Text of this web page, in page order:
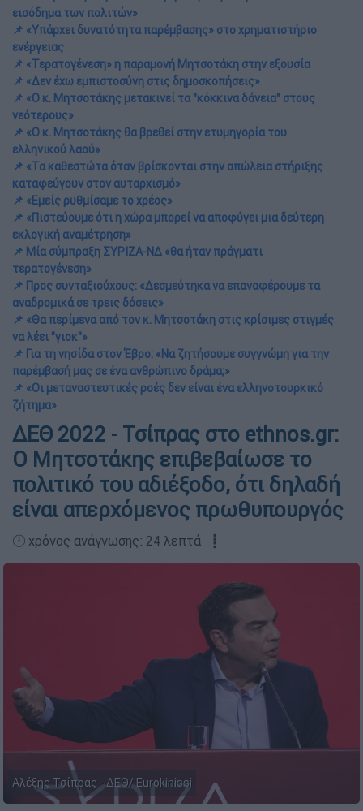
εισόδημα των πολιτών»
📌 «Υπάρχει δυνατότητα παρέμβασης» στο χρηματιστήριο
ενέργειας
📌 «Τερατογένεση» η παραμονή Μητσοτάκη στην εξουσία
📌 «Δεν έχω εμπιστοσύνη στις δημοσκοπήσεις»
📌 «Ο κ. Μητσοτάκης μετακινεί τα "κόκκινα δάνεια" στους
νεότερους»
📌 «Ο κ. Μητσοτάκης θα βρεθεί στην ετυμηγορία του
ελληνικού λαού»
📌 «Τα καθεστώτα όταν βρίσκονται στην απώλεια στήριξης
καταφεύγουν στον αυταρχισμό»
📌 «Εμείς ρυθμίσαμε το χρέος»
📌 «Πιστεύουμε ότι η χώρα μπορεί να αποφύγει μια δεύτερη
εκλογική αναμέτρηση»
📌 Μία σύμπραξη ΣΥΡΙΖΑ-ΝΔ «θα ήταν πράγματι
τερατογένεση»
📌 Προς συνταξιούχους: «Δεσμεύτηκα να επαναφέρουμε τα
αναδρομικά σε τρεις δόσεις»
📌 «Θα περίμενα από τον κ. Μητσοτάκη στις κρίσιμες στιγμές
να λέει "γιοκ"»
📌 Για τη νησίδα στον Έβρο: «Να ζητήσουμε συγγνώμη για την
παρέμβασή μας σε ένα ανθρώπινο δράμα;»
📌 «Οι μεταναστευτικές ροές δεν είναι ένα ελληνοτουρκικό
ζήτημα»
ΔΕΘ 2022 - Τσίπρας στο ethnos.gr:
Ο Μητσοτάκης επιβεβαίωσε το
πολιτικό του αδιέξοδο, ότι δηλαδή
είναι απερχόμενος πρωθυπουργός
🕛 χρόνος ανάγνωσης: 24 λεπτά ┋
Αλέξης Τσίπρας - ΔΕΘ/ Eurokinissi